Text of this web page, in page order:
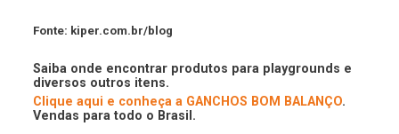
Fonte: kiper.com.br/blog
Saiba onde encontrar produtos para playgrounds e
diversos outros itens.
Clique aqui e conheça a GANCHOS BOM BALANÇO.
Vendas para todo o Brasil.